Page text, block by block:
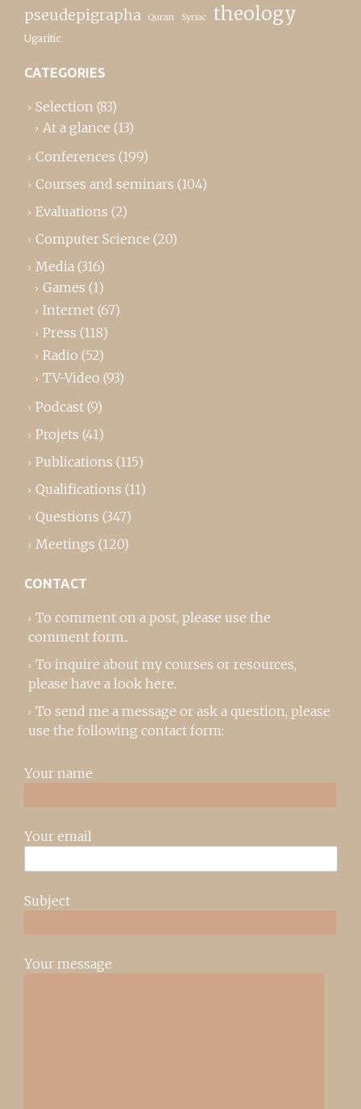
pseudepigrapha Quran Syriac theology
Ugaritic
CATEGORIES
Selection (83)
At a glance (13)
Conferences (199)
Courses and seminars (104)
Evaluations (2)
Computer Science (20)
Media (316)
Games (1)
Internet (67)
Press (118)
Radio (52)
TV-Video (93)
Podcast (9)
Projets (41)
Publications (115)
Qualifications (11)
Questions (347)
Meetings (120)
CONTACT
To comment on a post, please use the
comment form..
To inquire about my courses or resources,
please have a look here.
To send me a message or ask a question, please
use the following contact form:
Your name
Your email
Subject
Your message